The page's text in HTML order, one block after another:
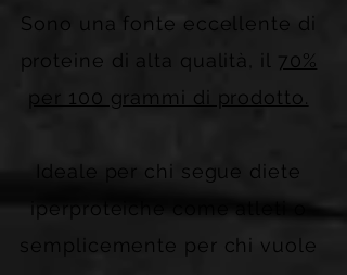
Sono una fonte eccellente di
proteine di alta qualità, il
70%
per 100 grammi di prodotto.
Ideale per chi segue diete
iperproteiche come atleti o
semplicemente per chi vuole